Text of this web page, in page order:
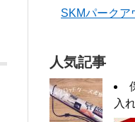
SKMパークア
人気記事
入